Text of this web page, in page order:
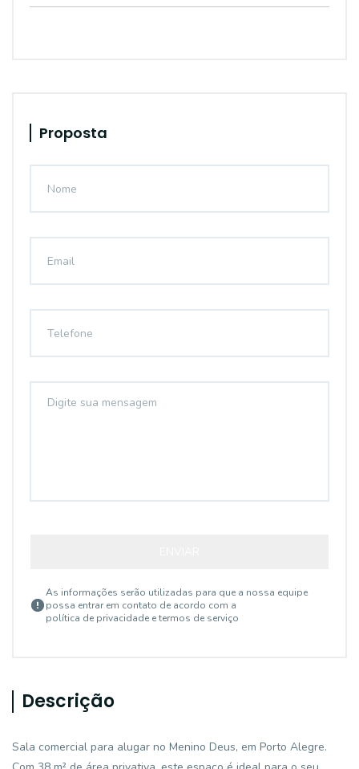
Proposta
As informações serão utilizadas para que a nossa equipe
possa entrar em contato de acordo com a
política de privacidade e termos de serviço
Descrição
Sala comercial para alugar no Menino Deus, em Porto Alegre.